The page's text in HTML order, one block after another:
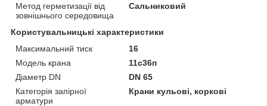
Метод герметизації від
зовнішнього середовища
Сальниковий
Користувальницькі характеристики
Максимальний тиск
16
Модель крана
11с36п
Діаметр DN
DN 65
Категорія запірної
арматури
Крани кульові, коркові